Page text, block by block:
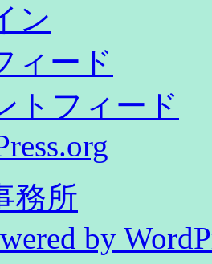
ン
ィード
トフィード
務所
by